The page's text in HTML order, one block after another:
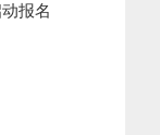
报名